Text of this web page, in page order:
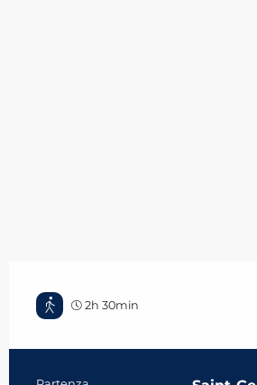
2h 30min